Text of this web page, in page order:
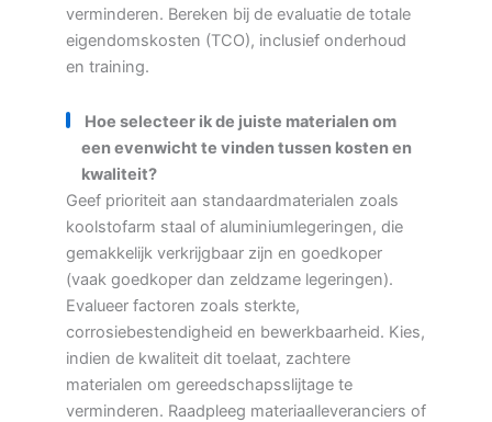
verminderen. Bereken bij de evaluatie de totale
eigendomskosten (TCO), inclusief onderhoud
en training.
Hoe selecteer ik de juiste materialen om
een evenwicht te vinden tussen kosten en
kwaliteit?
Geef prioriteit aan standaardmaterialen zoals
koolstofarm staal of aluminiumlegeringen, die
gemakkelijk verkrijgbaar zijn en goedkoper
(vaak goedkoper dan zeldzame legeringen).
Evalueer factoren zoals sterkte,
corrosiebestendigheid en bewerkbaarheid. Kies,
indien de kwaliteit dit toelaat, zachtere
materialen om gereedschapsslijtage te
verminderen. Raadpleeg materiaalleveranciers of